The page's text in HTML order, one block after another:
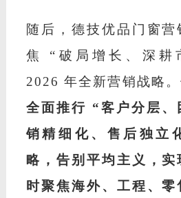
随后，德技优品门窗营
焦
“破局增长、深耕
2026 年全新营销战略。
全面推行 “客户分层、
销精细化、售后独立
略，告别平均主义，实
时聚焦海外、工程、